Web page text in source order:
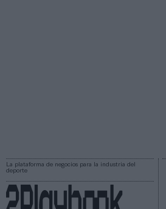
La plataforma de negocios para la industria del
deporte